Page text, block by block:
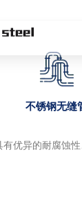
不锈钢无缝
优异的耐腐蚀性